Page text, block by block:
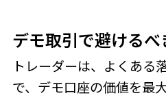
デモ取引で避ける
トレーダーは、よくある
で、デモ口座の価値を最